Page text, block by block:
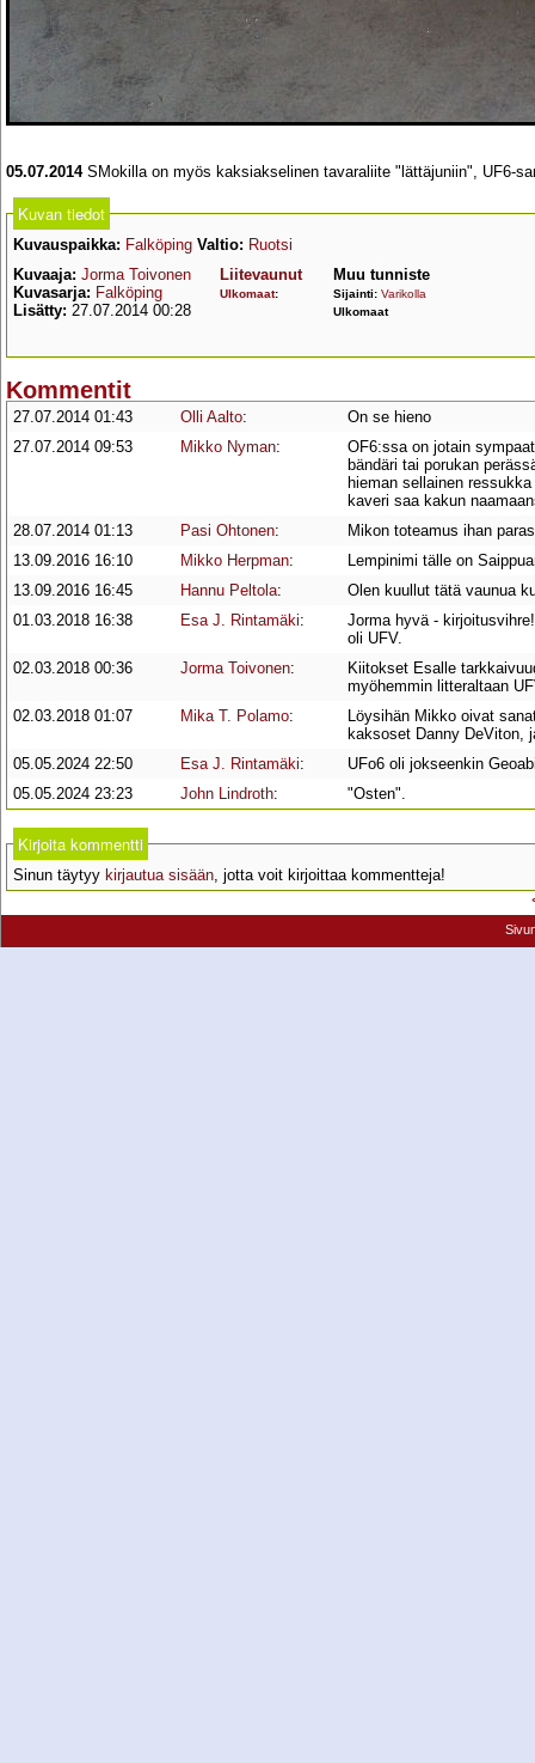
05.07.2014SMokilla on myös kaksiakselinen tavaraliite "lättäjuniin", UF6-
Kuvan tiedot
Kuvauspaikka: Falköping Valtio: Ruotsi
Kuvaaja: Jorma Toivonen
Kuvasarja: Falköping
Lisätty: 27.07.2014 00:28
Liitevaunut
Ulkomaat:
Muu tunniste
Sijainti: Varikolla
Ulkomaat
Kommentit
27.07.2014 01:43 Olli Aalto:
On se hieno
27.07.2014 09:53
Mikko Nyman:
OF6:ssa on jotain
bändäri tai porukan
hieman sellainen
kaveri saa kakun
28.07.2014 01:13
Pasi Ohtonen:
Mikon toteamus ihan
13.09.2016 16:10
Mikko Herpman:
Lempinimi tälle on
13.09.2016 16:45
Hannu Peltola:
Olen kuullut tätä vaunua
01.03.2018 16:38
Esa J. Rintamäki:
Jorma hyvä -
oli UFV.
02.03.2018 00:36
Jorma Toivonen:
Kiitokset Esalle
myöhemmin litteraltaan
02.03.2018 01:07
Mika T. Polamo:
Löysihän Mikko oivat
kaksoset Danny DeViton,
05.05.2024 22:50
Esa J. Rintamäki:
UFo6 oli jokseenkin
05.05.2024 23:23
John Lindroth: "Osten".
Kirjoita kommentti
Sinun täytyy kirjautua sisään, jotta voit kirjoittaa kommentteja!